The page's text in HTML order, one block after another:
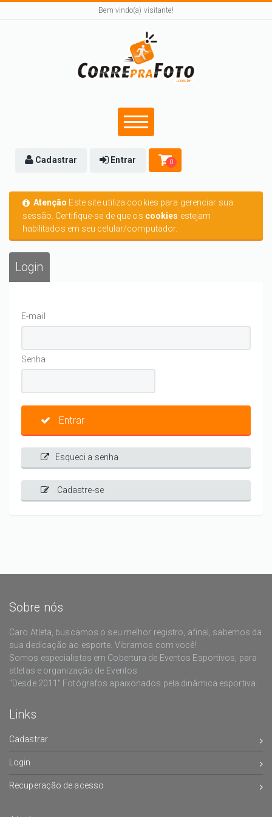
Bem vindo(a) visitante!
Cadastrar Entrar 0
Atenção Este site utiliza cookies para gerenciar sua
sessão. Certifique-se de que os cookies estejam
habilitados em seu celular/computador.
Login
E-mail
Senha
Entrar
Esqueci a senha
Cadastre-se
Sobre nós
Caro Atleta, buscamos o seu melhor registro, afinal, sabemos da
sua dedicação ao esporte. Vibramos com você!
Somos especialistas em Cobertura de Eventos Esportivos, para
atletas e organização de Eventos
"Desde 2011" Fotógrafos apaixonados pela dinâmica esportiva.
Links
Cadastrar
Login
Recuperação de acesso